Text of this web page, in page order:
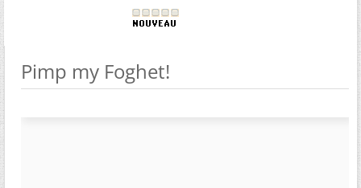
Pimp my Foghet!